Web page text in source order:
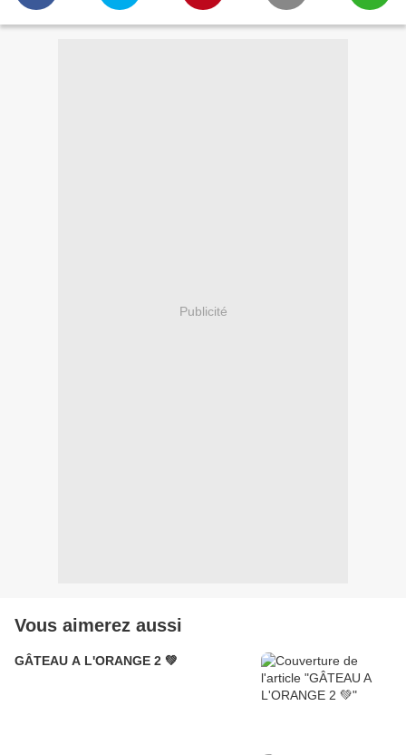
Publicité
Vous aimerez aussi
GÂTEAU A L'ORANGE 2 💚